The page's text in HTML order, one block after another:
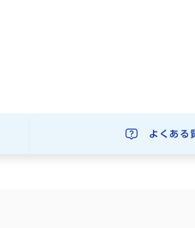
よくある